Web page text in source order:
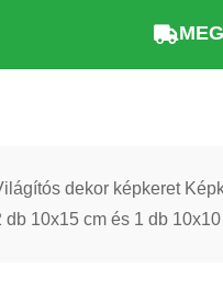
dekor képkeret
db 10x15 cm és 1 db